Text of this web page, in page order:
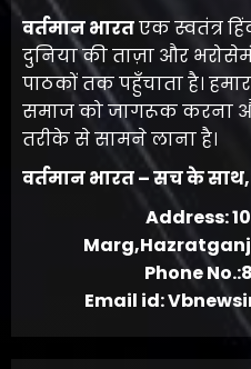
वर्तमान भारतएक स्वतंत्र
दुनिया की ताज़ा और
पाठकों तक पहुँचाता है।
समाज को जागरूक करना
तरीके से सामने लाना है।
वर्तमान भारत – सच के
Address:
Phone
Email id: